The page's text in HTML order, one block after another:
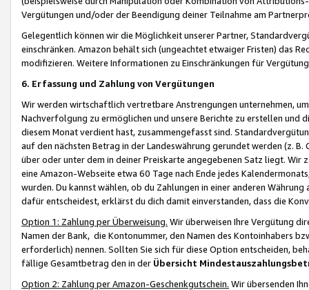
Vergütungen und/oder der Beendigung deiner Teilnahme am
Gelegentlich können wir die Möglichkeit unserer Partner,
einschränken. Amazon behält sich (ungeachtet etwaiger Fristen) das
modifizieren. Weitere Informationen zu Einschränkungen für
6. Erfassung und Zahlung von Vergütungen
Wir werden wirtschaftlich vertretbare Anstrengungen unternehmen,
Nachverfolgung zu ermöglichen und unsere Berichte zu erstellen und
diesem Monat verdient hast, zusammengefasst sind.
auf den nächsten Betrag in der Landeswährung gerundet werden (z.
über oder unter dem in deiner Preiskarte angegebenen Satz liegt.
eine Amazon-Webseite etwa 60 Tage nach Ende jedes
wurden. Du kannst wählen, ob du Zahlungen in einer anderen
dafür entscheidest, erklärst du dich damit einverstanden, dass die
Option 1: Zahlung per Überweisung. Wir überweisen Ihre Vergütung
Namen der Bank, die Kontonummer, den Namen des Kontoinhabers
erforderlich) nennen. Sollten Sie sich für diese Option entscheiden,
fällige Gesamtbetrag den in der Übersicht
Option 2: Zahlung per Amazon-Geschenkgutschein. Wir übersenden